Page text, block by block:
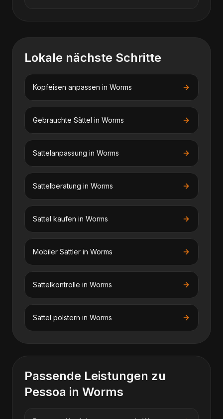
Lokale nächste Schritte
Kopfeisen anpassen in Worms
Gebrauchte Sättel in Worms
Sattelanpassung in Worms
Sattelberatung in Worms
Sattel kaufen in Worms
Mobiler Sattler in Worms
Sattelkontrolle in Worms
Sattel polstern in Worms
Passende Leistungen zu
Pessoa in Worms